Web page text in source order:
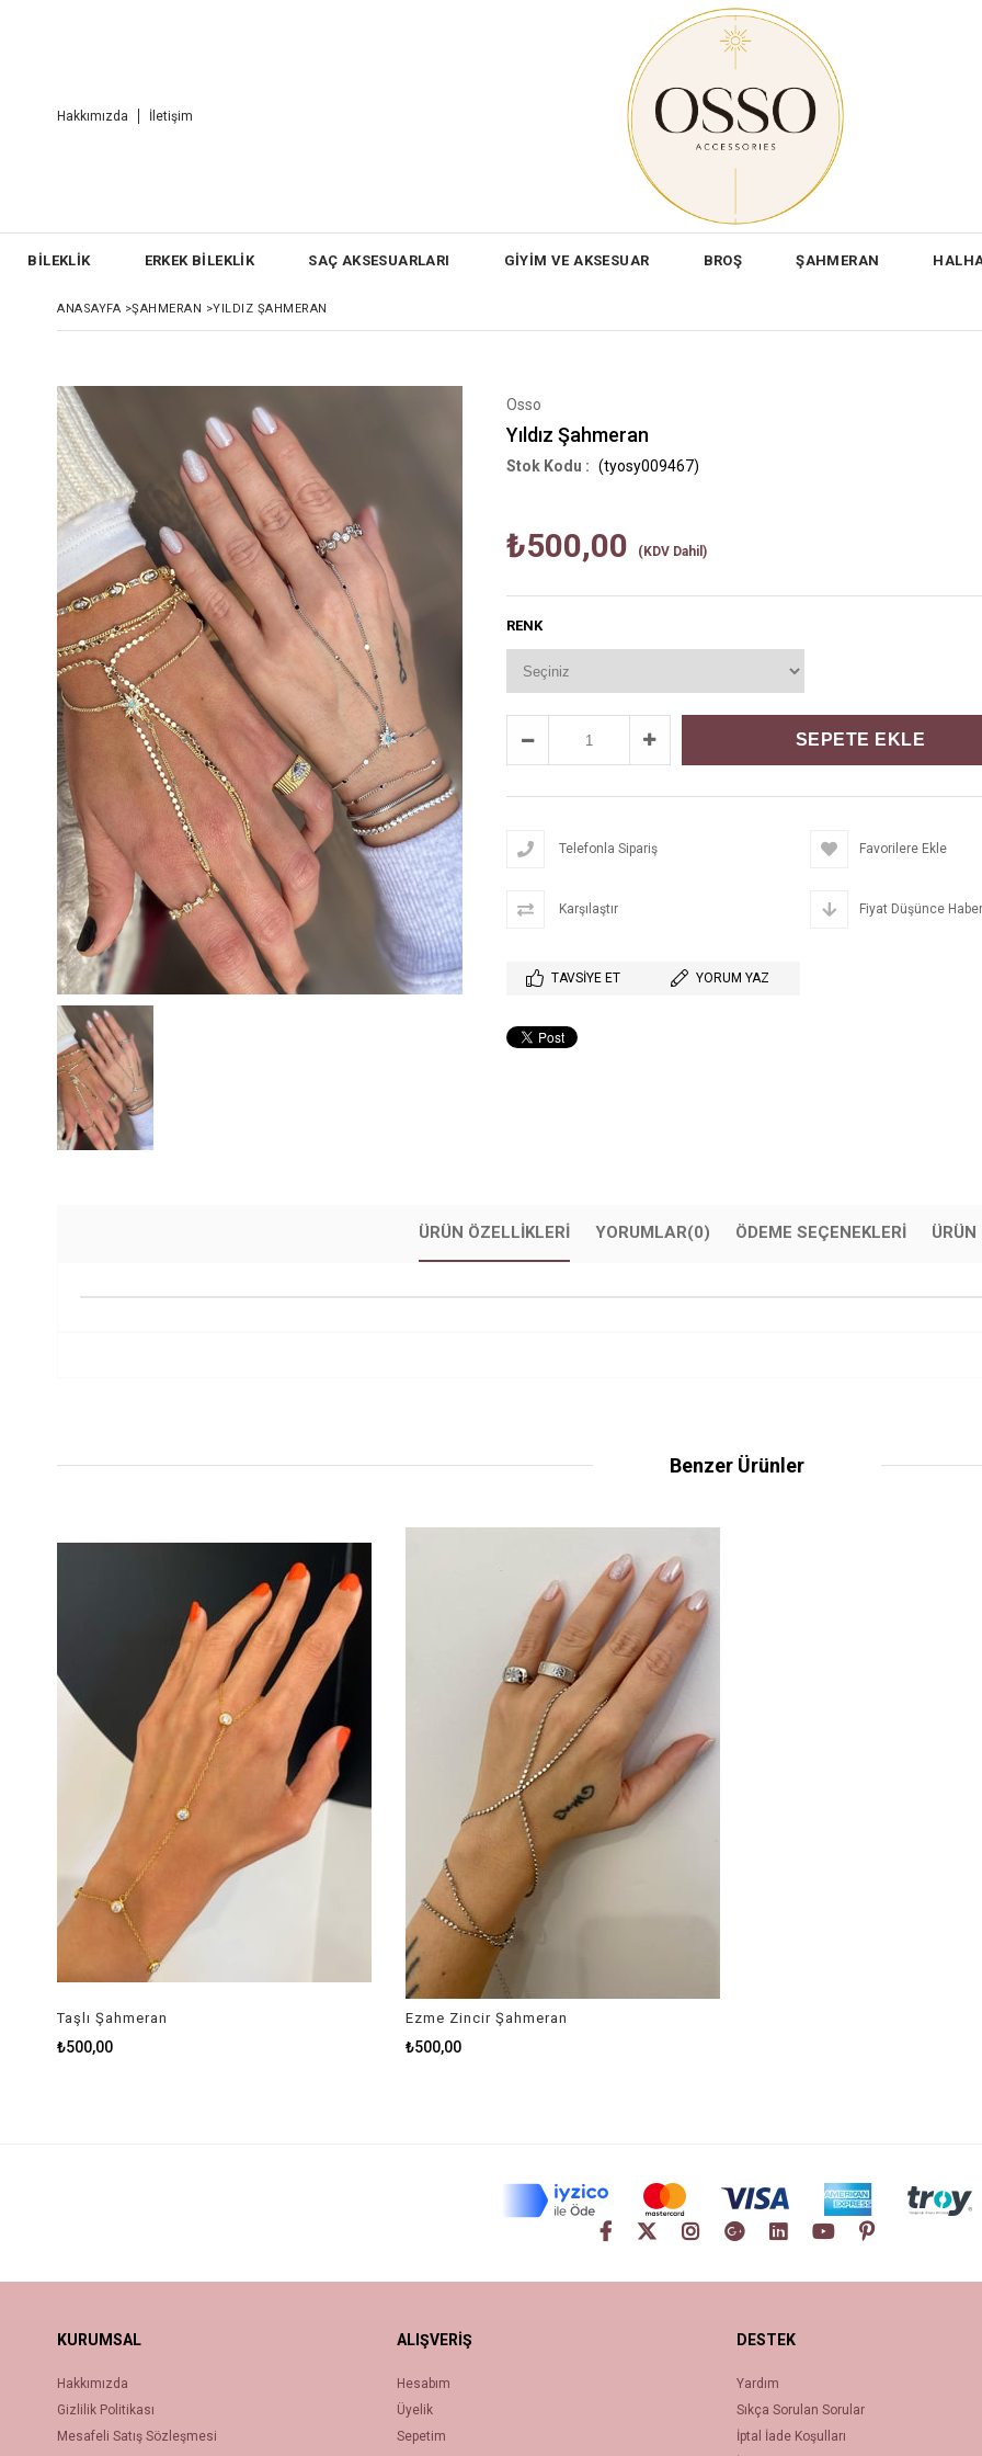
Hakkımızda İletişim
BİLEKLİK ERKEK BİLEKLİK SAÇ AKSESUARLARI GİYİM VE AKSESUAR BROŞ ŞAHMERAN
ANASAYFA >ŞAHMERAN >YILDIZ ŞAHMERAN
Osso
Yıldız Şahmeran
(tyosy009467)
₺500,00 (KDV Dahil)
RENK
Telefonla Sipariş Favorilere Ekle
Karşılaştır Fiyat Düşünce
TAVSIYE ET YORUM YAZ
ÜRÜN ÖZELLIKLERI YORUMLAR(0) ÖDEME SEÇENEKLERI ÜRÜN
Benzer Ürünler
Taşlı Şahmeran
₺500,00
Ezme Zincir Şahmeran
₺500,00
KURUMSAL
Hakkımızda
Gizlilik Politikası
Mesafeli Satış Sözleşmesi
ALIŞVERİŞ
Hesabım
Üyelik
Sepetim
DESTEK
Yardım
Sıkça Sorulan Sorular
İptal İade Koşulları